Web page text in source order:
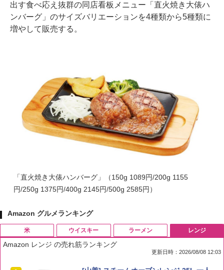
出す食べ応え抜群の同店看板メニュー「直火焼き大俵ハ
ンバーグ」のサイズバリエーションを4種類から5種類に
増やして販売する。
「直火焼き大俵ハンバーグ」（150g 1089円/200g 1155
円/250g 1375円/400g 2145円/500g 2585円）
Amazon グルメランキング
米 ウイスキー ラーメン レンジ
Amazon レンジ の売れ筋ランキング
更新日時：2026/08/08 12:03